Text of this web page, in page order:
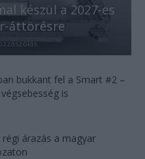
készül a 2027-es
áttörésre
bukkant fel a Smart #2 –
is
árazás a magyar